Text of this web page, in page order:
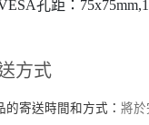
孔距：
方式
的寄送時間和方式： 將於